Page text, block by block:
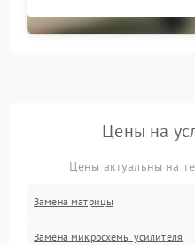
Цены на
Цены актуальны на
Замена матрицы
Замена микросхемы усилителя